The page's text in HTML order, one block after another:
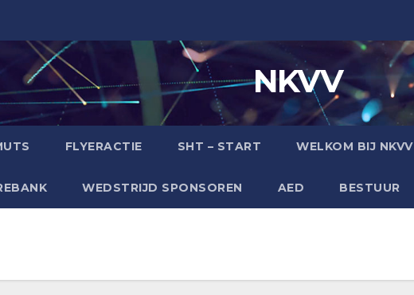
NKVV
FLYERACTIE SHT – START WELKOM BIJ NKVV
WEDSTRIJD SPONSOREN AED BESTUUR